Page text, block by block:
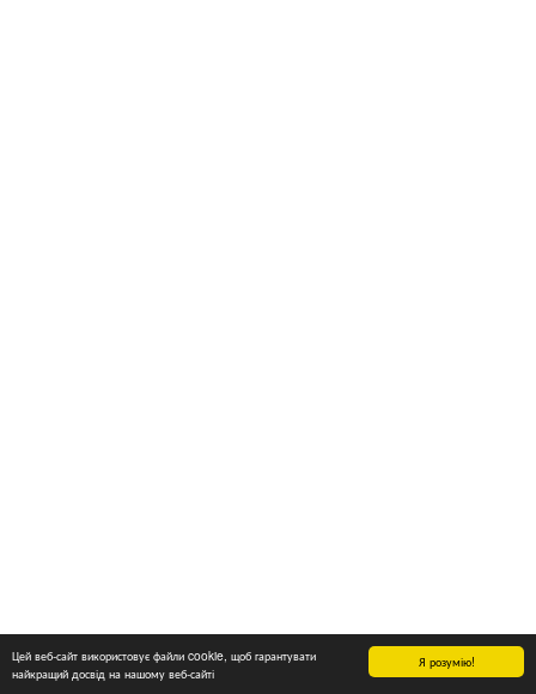
Я розумію!
Цей веб-сайт використовує файли cookie, щоб гарантувати
найкращий досвід на нашому веб-сайті